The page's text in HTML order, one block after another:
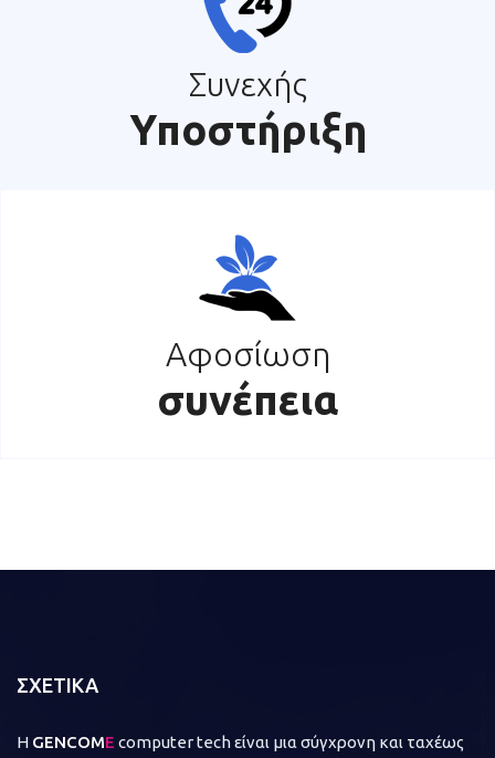
Συνεχής
Υποστήριξη
Αφοσίωση
συνέπεια
ΣΧΕΤΙΚΑ
Η GENCOME computer tech είναι μια σύγχρονη και ταχέως